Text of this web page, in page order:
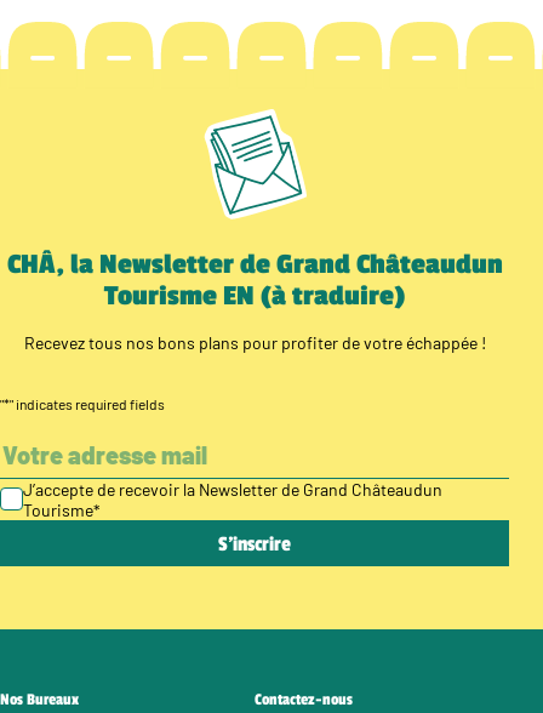
CHÂ, la Newsletter de Grand Châteaudun
Tourisme EN (à traduire)
Recevez tous nos bons plans pour profiter de votre échappée !
"*" indicates required fields
J’accepte de recevoir la Newsletter de Grand Châteaudun
Tourisme*
Nos Bureaux Contactez-nous